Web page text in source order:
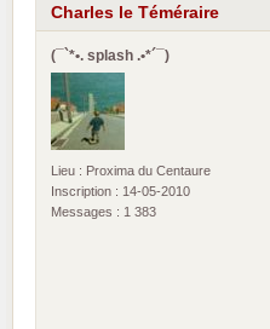
Charles le Téméraire
(¯`*•. splash .•*´¯)
Lieu : Proxima du Centaure
Inscription : 14-05-2010
Messages : 1 383